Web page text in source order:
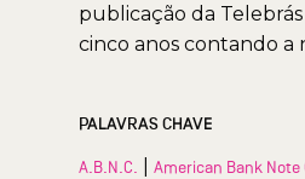
publicação da
cinco anos contando a
PALAVRAS CHAVE
A.B.N.C. |American Bank Note